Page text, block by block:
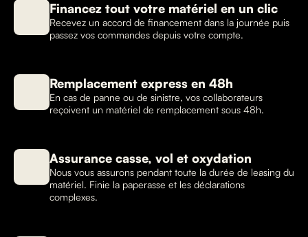
Financez tout votre matériel en un clic
Recevez un accord de financement dans la journée puis
passez vos commandes depuis votre compte.
Remplacement express en 48h
En cas de panne ou de sinistre, vos collaborateurs
reçoivent un matériel de remplacement sous 48h.
Assurance casse, vol et oxydation
Nous vous assurons pendant toute la durée de leasing du
matériel. Finie la paperasse et les déclarations
complexes.